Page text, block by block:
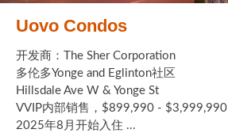
Uovo Condos
开发商：The Sher Corporation
多伦多Yonge and Eglinton社区
Hillsdale Ave W & Yonge St
VVIP内部销售，$899,990 - $3,999,990
2025年8月开始入住 ...